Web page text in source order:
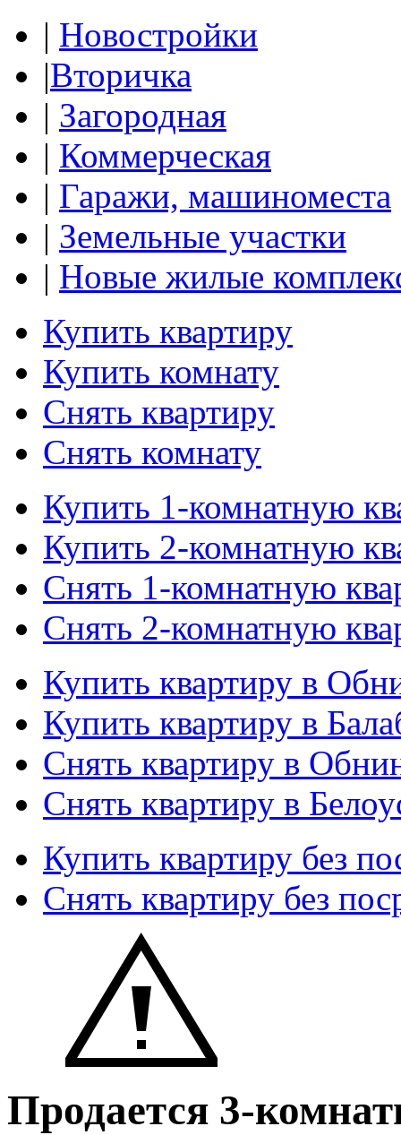
| Новостройки
|Вторичка
| Загородная
| Коммерческая
| Гаражи, машиноместа
| Земельные участки
| Новые жилые
Купить квартиру
Купить комнату
Снять квартиру
Снять комнату
Купить 1-комнатную
Купить 2-комнатную
Снять 1-комнатную
Снять 2-комнатную
Купить квартиру в
Купить квартиру в
Снять квартиру в
Снять квартиру в
Купить квартиру без
Снять квартиру без
Продается 3-